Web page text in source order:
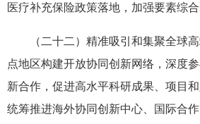
医疗补充保险政策落地，加强要素综合
（二十二）精准吸引和集聚全球高
点地区构建开放协同创新网络，深度
新合作，促进高水平科研成果、项目和
统筹推进海外协同创新中心、国际合